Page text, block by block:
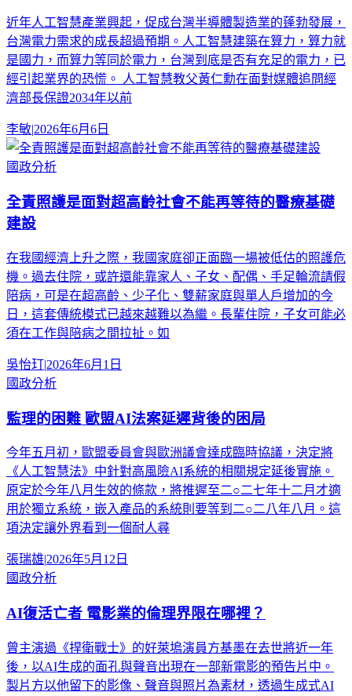
近年人工智慧產業興起，促成台灣半導體製造業的蓬勃發展，
台灣電力需求的成長超過預期。人工智慧建築在算力，算力就
是國力，而算力等同於電力，台灣到底是否有充足的電力，已
經引起業界的恐慌。 人工智慧教父黃仁勳在面對媒體追問經
濟部長保證2034年以前
李敏|2026年6月6日
國政分析
全責照護是面對超高齡社會不能再等待的醫療基礎
建設
在我國經濟上升之際，我國家庭卻正面臨一場被低估的照護危
機。過去住院，或許還能靠家人、子女、配偶、手足輪流請假
陪病，可是在超高齡、少子化、雙薪家庭與單人戶增加的今
日，這套傳統模式已越來越難以為繼。長輩住院，子女可能必
須在工作與陪病之間拉扯。如
吳怡玎|2026年6月1日
國政分析
監理的困難 歐盟AI法案延遲背後的困局
今年五月初，歐盟委員會與歐洲議會達成臨時協議，決定將
《人工智慧法》中針對高風險AI系統的相關規定延後實施。
原定於今年八月生效的條款，將推遲至二○二七年十二月才適
用於獨立系統，嵌入產品的系統則要等到二○二八年八月。這
項決定讓外界看到一個耐人尋
張瑞雄|2026年5月12日
國政分析
AI復活亡者 電影業的倫理界限在哪裡？
曾主演過《捍衛戰士》的好萊塢演員方基墨在去世將近一年
後，以AI生成的面孔與聲音出現在一部新電影的預告片中。
製片方以他留下的影像、聲音與照片為素材，透過生成式AI